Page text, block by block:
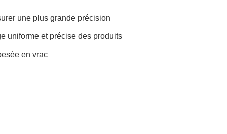
une plus grande précision
uniforme et précise des produits
en vrac